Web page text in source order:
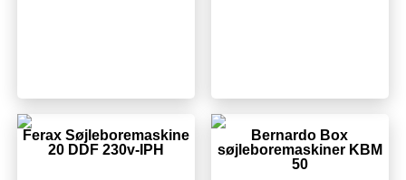
Ferax Søjleboremaskine
20 DDF 230v-IPH
Bernardo Box
søjleboremaskiner KBM
50